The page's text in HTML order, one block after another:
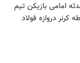
21
seconds
امامی بازیکن تیم
دروازه فولاد